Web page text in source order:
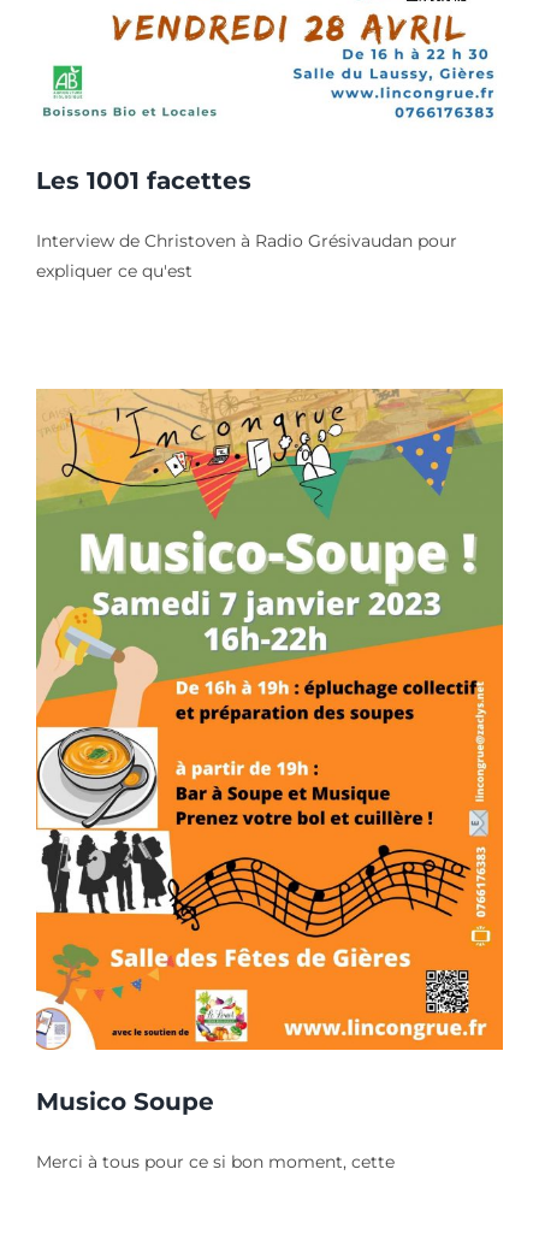
Les 1001 facettes
Interview de Christoven à Radio Grésivaudan pour
expliquer ce qu'est
Musico Soupe
Merci à tous pour ce si bon moment, cette